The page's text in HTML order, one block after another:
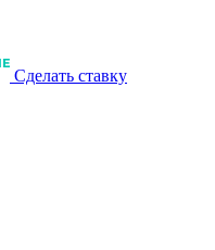
Сделать ставку